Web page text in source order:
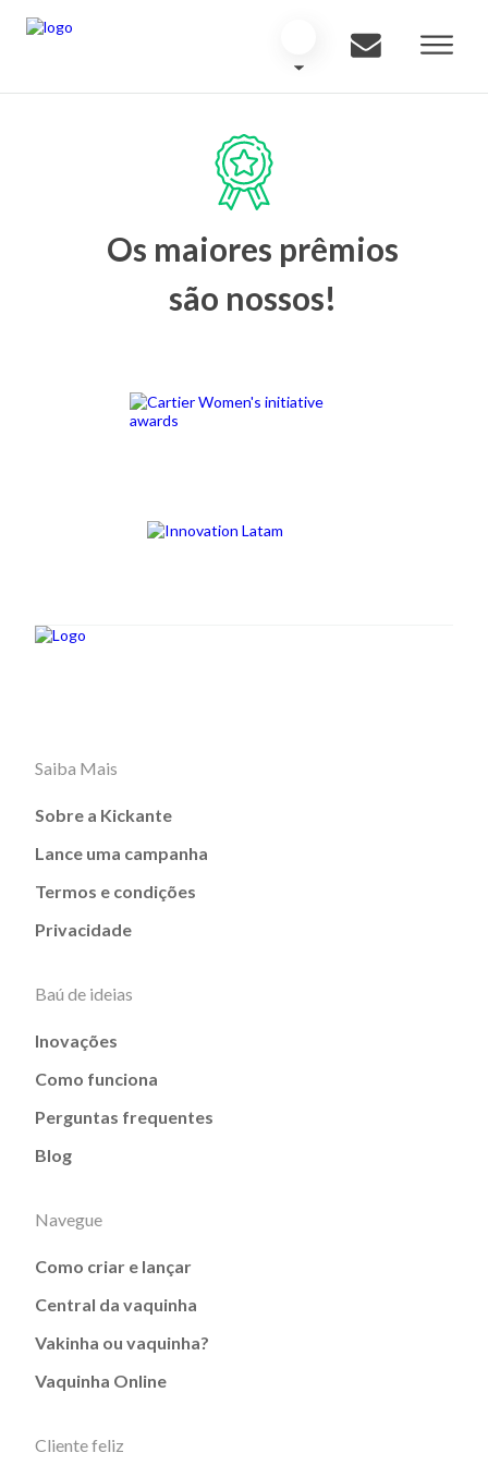
Os maiores prêmios
são nossos!
Saiba Mais
Sobre a Kickante
Lance uma campanha
Termos e condições
Privacidade
Baú de ideias
Inovações
Como funciona
Perguntas frequentes
Blog
Navegue
Como criar e lançar
Central da vaquinha
Vakinha ou vaquinha?
Vaquinha Online
Cliente feliz